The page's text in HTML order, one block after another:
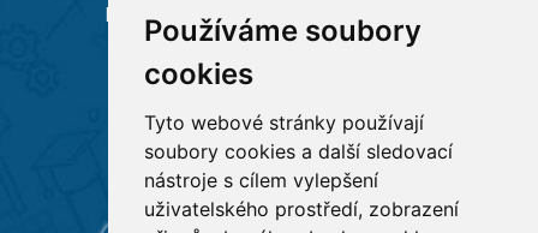
Používáme soubory
cookies
Tyto webové stránky používají
soubory cookies a další sledovací
nástroje s cílem vylepšení
uživatelského prostředí, zobrazení
Pěší 66/1, 712 00 Ostrava-Muglinov
tel:596 244 880
RYCHLÉ ODKAZY